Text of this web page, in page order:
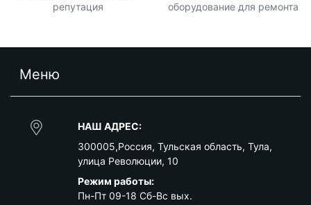
репутация
оборудование для ремонта
Меню
НАШ АДРЕС:
300005,Россия, Тульская область, Тула,
улица Революции, 10
Режим работы:
Пн-Пт 09-18 Сб-Вс вых.